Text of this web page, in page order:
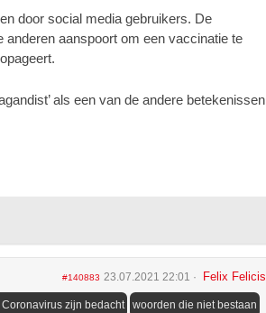
door social media gebruikers. De
aanspoort om een vaccinatie te
als een van de andere betekenissen
#140883 23.07.2021 22:01 Felix Felicis
zijn bedacht woorden die niet bestaan